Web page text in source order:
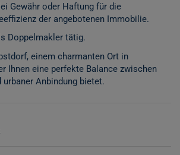
Gewähr oder Haftung für die
der angebotenen Immobilie.
Doppelmakler tätig.
einem charmanten Ort in
Ihnen eine perfekte Balance zwischen
urbaner Anbindung bietet.